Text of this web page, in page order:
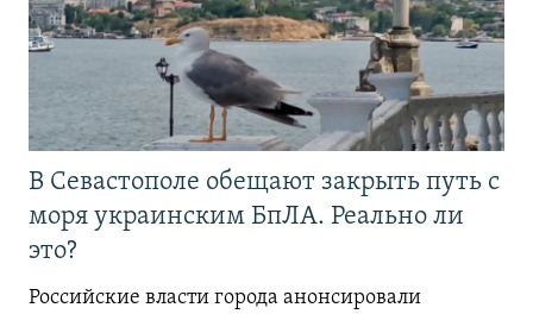
В Севастополе обещают закрыть путь с
моря украинским БпЛА. Реально ли
это?
Российские власти города анонсировали